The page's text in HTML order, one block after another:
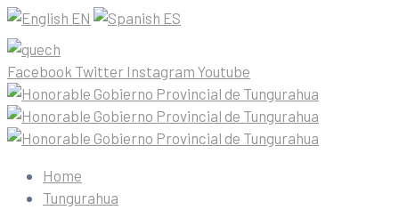
EN ES
Facebook Twitter Instagram Youtube
Home
Tungurahua